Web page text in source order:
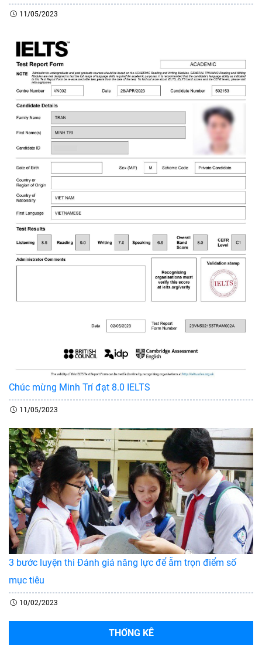
11/05/2023
Chúc mừng Minh Trí đạt 8.0 IELTS
11/05/2023
3 bước luyện thi Đánh giá năng lực để ẵm trọn điểm số
mục tiêu
10/02/2023
THỐNG KÊ